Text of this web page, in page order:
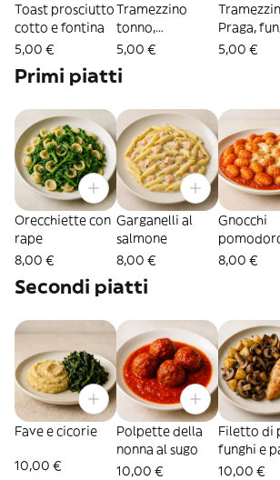
Toast prosciutto
cotto e fontina
5,00 €
Tramezzino
tonno,
pomodoro e
insalata
5,00 €
Praga,
fontina
5,00 €
Primi piatti
Orecchiette con
rape
8,00 €
Garganelli al
salmone
8,00 €
Gnocchi
mozzarella
8,00 €
Secondi piatti
Fave e cicorie
10,00 €
Polpette della
nonna al sugo
10,00 €
Filetto di
funghi e
10,00 €